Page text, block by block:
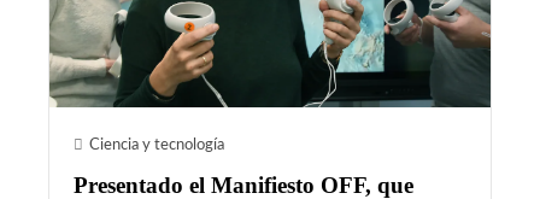
Ciencia y tecnología
Presentado el Manifiesto OFF, que